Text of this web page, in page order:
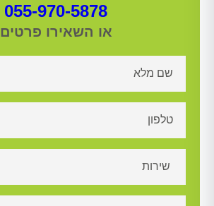
055-970-5878
או השאירו פרטים